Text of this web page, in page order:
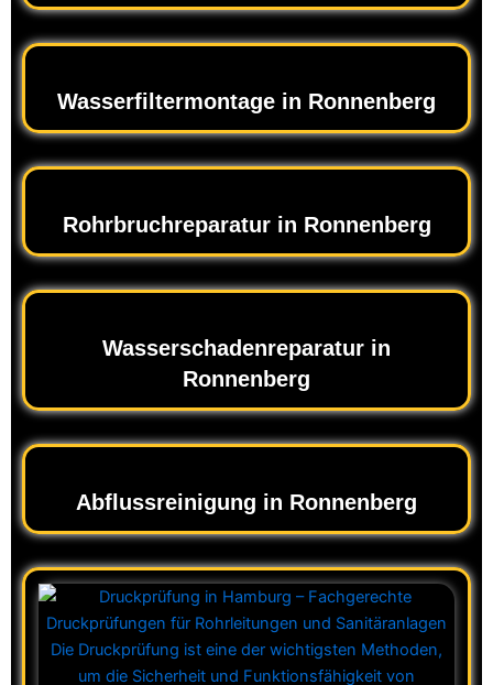
Wasserfiltermontage in Ronnenberg
Rohrbruchreparatur in Ronnenberg
Wasserschadenreparatur in
Ronnenberg
Abflussreinigung in Ronnenberg